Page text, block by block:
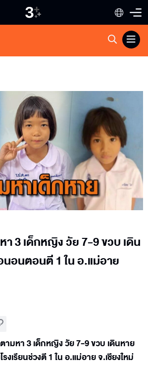
า 3 เด็กหญิง วัย 7-9 ขวบ เดิน
อนตอนตี 1 ใน อ.แม่อาย
ามหา 3 เด็กหญิง วัย 7-9 ขวบ เดินหาย
เรียนช่วงตี 1 ใน อ.แม่อาย จ.เชียงใหม่